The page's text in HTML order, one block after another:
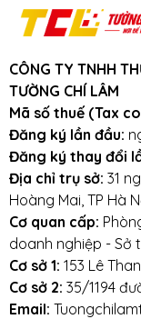
3km.
chất
hàng
hàng
đến
Lâm –
Lưu ý khi
Tránh pin bị
động vật lý
Tránh pin tiếp
CÔNG TY TNHH
TƯỜNG CHÍ LÂM
Mã số thuế (Tax
Đăng ký lần đầu:
Đăng ký thay đổi
Địa chỉ trụ sở: 31
Hoàng Mai, TP Hà
Cơ quan cấp:
doanh nghiệp - Sở
Cơ sở 1: 153 Lê
Cơ sở 2: 35/1194
Email: